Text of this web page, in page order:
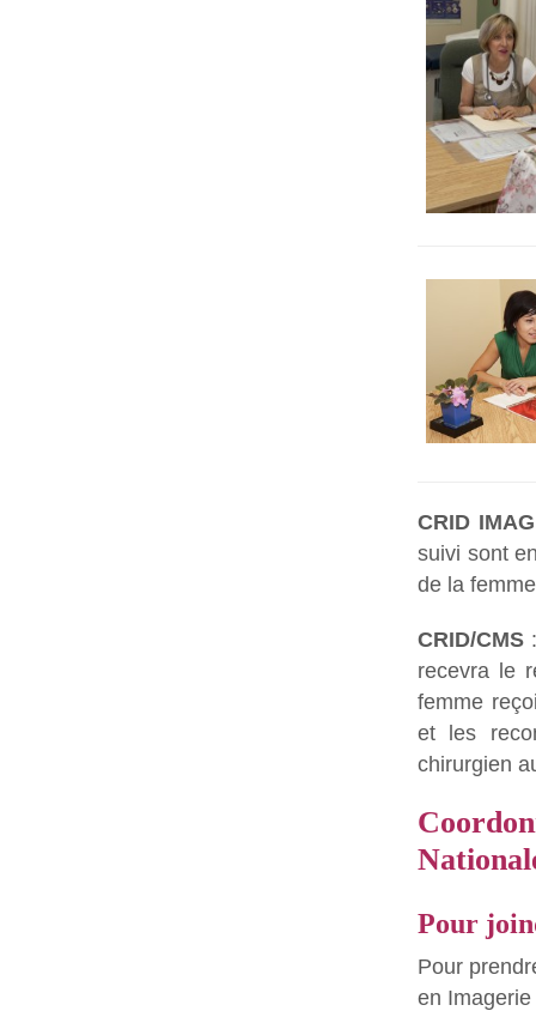
CRID
suivi sont
de la
CRID/CMS
recevra le
femme
et les
chirurgien
Pour
Pour
en